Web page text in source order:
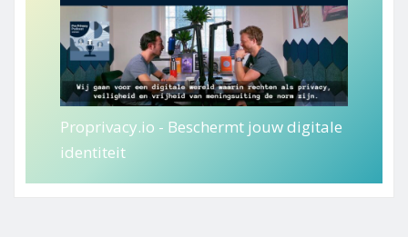
Proprivacy.io - Beschermt jouw digitale
identiteit